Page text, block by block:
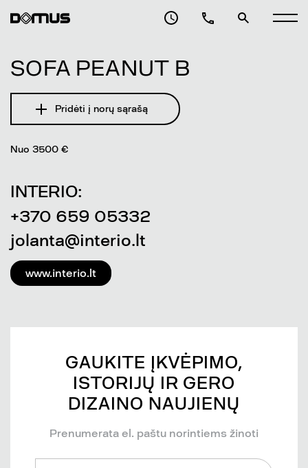
SOFA PEANUT B
Pridėti į norų sąrašą
Nuo 3500 €
INTERIO:
+370 659 05332
jolanta@interio.lt
www.interio.lt
GAUKITE ĮKVĖPIMO,
ISTORIJŲ IR GERO
DIZAINO NAUJIENŲ
Prenumerata el. paštu norintiems žinoti